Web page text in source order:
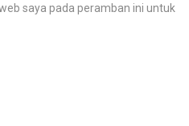
saya pada peramban ini untuk